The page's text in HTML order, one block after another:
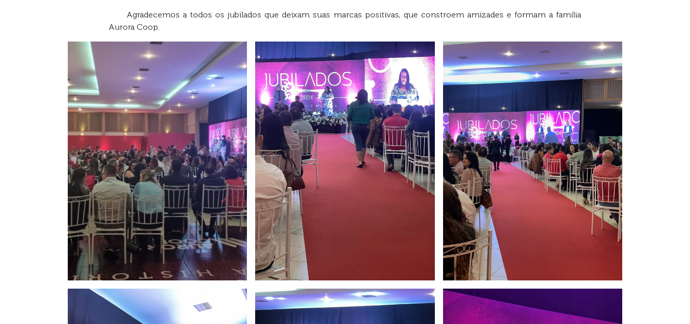
Agradecemos a todos os jubilados que deixam suas marcas positivas, que constroem amizades e formam a família
Aurora Coop.